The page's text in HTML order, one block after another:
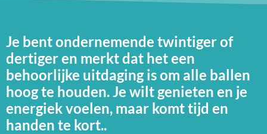
Je bent ondernemende twintiger of
dertiger en merkt dat het een
behoorlijke uitdaging is om alle ballen
hoog te houden. Je wilt genieten en je
energiek voelen, maar komt tijd en
handen te kort..